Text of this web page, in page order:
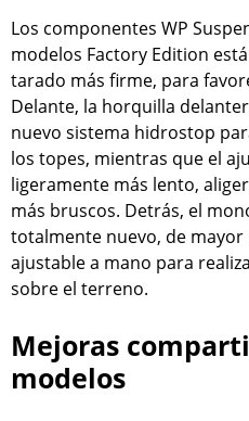
Los componentes WP
modelos Factory Edition
tarado más firme, para
Delante, la horquilla
nuevo sistema hidrostop
los topes, mientras que el
ligeramente más lento,
más bruscos. Detrás, el
totalmente nuevo, de
ajustable a mano para
sobre el terreno.
Mejoras
modelos